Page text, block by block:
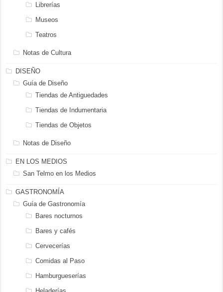
Librerías
Museos
Teatros
Notas de Cultura
DISEÑO
Guía de Diseño
Tiendas de Antiguedades
Tiendas de Indumentaria
Tiendas de Objetos
Notas de Diseño
EN LOS MEDIOS
San Telmo en los Medios
GASTRONOMÍA
Guía de Gastronomía
Bares nocturnos
Bares y cafés
Cervecerías
Comidas al Paso
Hamburgueserías